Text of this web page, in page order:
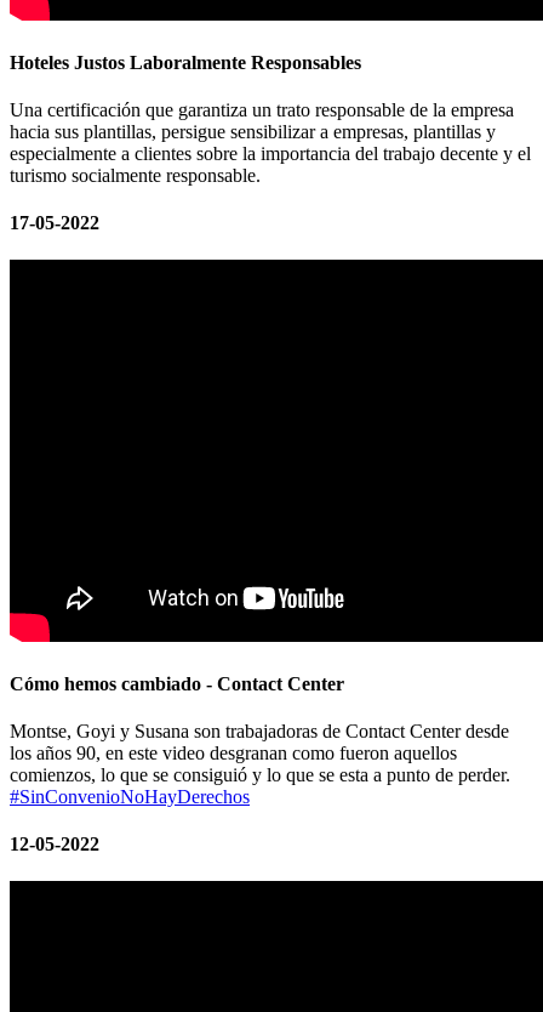
Hoteles Justos Laboralmente Responsables
Una certificación que garantiza un trato responsable de la empresa
hacia sus plantillas, persigue sensibilizar a empresas, plantillas y
especialmente a clientes sobre la importancia del trabajo decente y el
turismo socialmente responsable.
17-05-2022
Cómo hemos cambiado - Contact Center
Montse, Goyi y Susana son trabajadoras de Contact Center desde
los años 90, en este video desgranan como fueron aquellos
comienzos, lo que se consiguió y lo que se esta a punto de perder.
#SinConvenioNoHayDerechos
12-05-2022